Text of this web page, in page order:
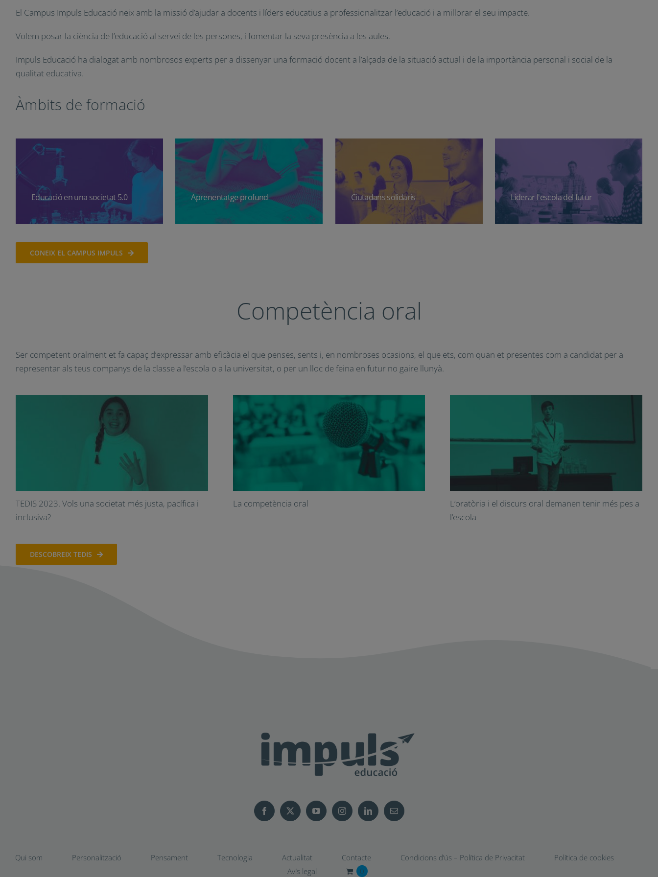
El Campus Impuls Educació neix amb la missió d’ajudar a docents i líders educatius a professionalitzar l’educació i a millorar el seu impacte.
Volem posar la ciència de l’educació al servei de les persones, i fomentar la seva presència a les aules.
Impuls Educació ha dialogat amb nombrosos experts per a dissenyar una formació docent a l’alçada de la situació actual i de la importància personal i social de la
qualitat educativa.
Àmbits de formació
Educació en una societat 5.0 Aprenentatge profund Ciutadans solidaris Liderar l'escola del futur
CONEIX EL CAMPUS IMPULS
Competència oral
Ser competent oralment et fa capaç d’expressar amb eficàcia el que penses, sents i, en nombroses ocasions, el que ets, com quan et presentes com a candidat per a
representar als teus companys de la classe a l’escola o a la universitat, o per un lloc de feina en futur no gaire llunyà.
TEDIS 2023. Vols una societat més justa, pacífica i
inclusiva?
La competència oral
L’oratòria i el discurs oral demanen tenir més pes a
l’escola
DESCOBREIX TEDIS
Qui som Personalització Pensament Tecnologia Actualitat Contacte Condicions d’ús – Política de Privacitat
Política de cookies
Avís legal
0